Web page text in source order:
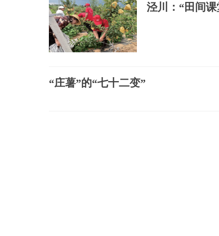
泾川：“田间
“庄薯”的“七十二变”